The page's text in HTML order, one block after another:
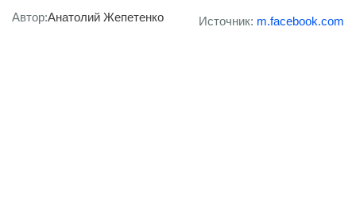
Автор:Анатолий Жепетенко Источник: m.facebook.com